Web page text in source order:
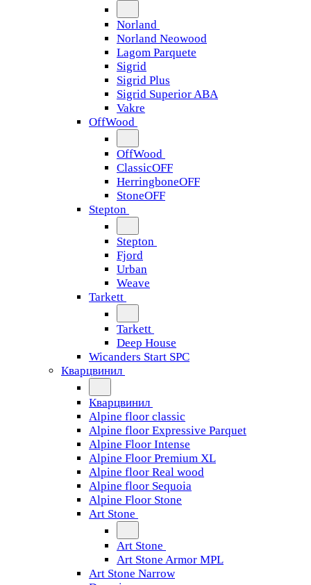
Norland
Norland Neowood
Lagom Parquete
Sigrid
Sigrid Plus
Sigrid Superior ABA
Vakre
OffWood
OffWood
ClassicOFF
HerringboneOFF
StoneOFF
Stepton
Stepton
Fjord
Urban
Weave
Tarkett
Tarkett
Deep House
Wicanders Start SPC
Кварцвинил
Кварцвинил
Alpine floor classic
Alpine floor Expressive Parquet
Alpine Floor Intense
Alpine Floor Premium XL
Alpine floor Real wood
Alpine floor Sequoia
Alpine Floor Stone
Art Stone
Art Stone
Art Stone Armor MPL
Art Stone Narrow